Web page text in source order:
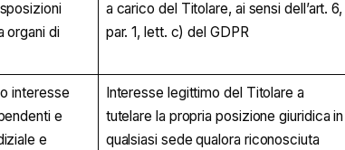
organi di
a carico del Titolare, ai sensi dell’art. 6,
par. 1, lett. c) del GDPR
interesse
e
e
Interesse legittimo del Titolare a
tutelare la propria posizione giuridica in
qualsiasi sede qualora riconosciuta